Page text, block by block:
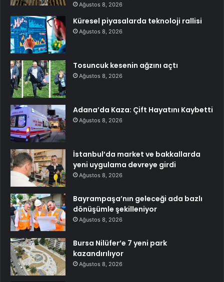
Ağustos 8, 2026
Küresel piyasalarda teknoloji rallisi
Ağustos 8, 2026
Tosuncuk kesenin ağzını açtı
Ağustos 8, 2026
Adana’da Kaza: Çift Hayatını Kaybetti
Ağustos 8, 2026
İstanbul’da market ve bakkallarda
yeni uygulama devreye girdi
Ağustos 8, 2026
Bayrampaşa’nın geleceği ada bazlı
dönüşümle şekilleniyor
Ağustos 8, 2026
Bursa Nilüfer’e 7 yeni park
kazandırılıyor
Ağustos 8, 2026